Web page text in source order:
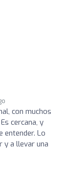
con muchos
cercana, y
entender. Lo
y a llevar una